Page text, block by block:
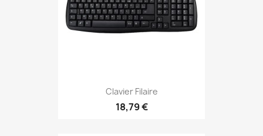
Clavier Filaire
18,79 €